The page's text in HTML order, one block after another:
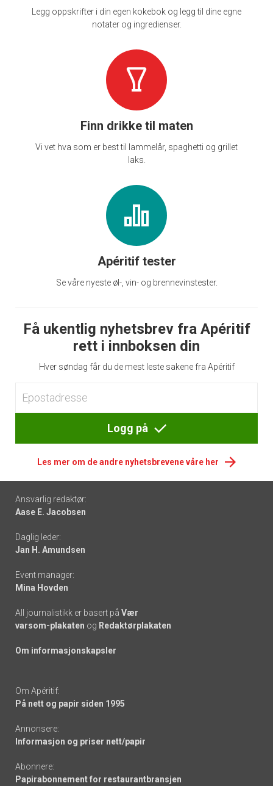
Legg oppskrifter i din egen kokebok og legg til dine egne
notater og ingredienser.
Finn drikke til maten
Vi vet hva som er best til lammelår, spaghetti og grillet
laks.
Apéritif tester
Se våre nyeste øl-, vin- og brennevinstester.
Få ukentlig nyhetsbrev fra Apéritif
rett i innboksen din
Hver søndag får du de mest leste sakene fra Apéritif
Logg på
Les mer om de andre nyhetsbrevene våre her
Footer
-
links
Ansvarlig redaktør:
Aase E. Jacobsen
Daglig leder:
Jan H. Amundsen
Event manager:
Mina Hovden
All journalistikk er basert på Vær
varsom-plakaten og Redaktørplakaten
Om informasjonskapsler
Om Apéritif:
På nett og papir siden 1995
Annonsere:
Informasjon og priser nett/papir
Abonnere:
Papirabonnement for restaurantbransjen